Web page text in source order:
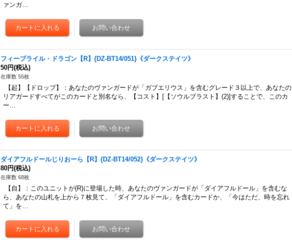
ァンガ…
フィーブライル・ドラゴン【R】{DZ-BT14/051}《ダークステイツ》
50円(税込)
在庫数 55枚
【起】【ドロップ】：あなたのヴァンガードが「ガブエリウス」を含むグレード３以上で、あなたの
リアガードすべてがこのカードと別名なら、【コスト】[【ソウルブラスト】(2)]することで、このカ
ー…
ダイアフルドールじりおーら【R】{DZ-BT14/052}《ダークステイツ》
80円(税込)
在庫数 68枚
【自】：このユニットが(R)に登場した時、あなたのヴァンガードが「ダイアフルドール」を含むな
ら、あなたの山札を上から７枚見て、「ダイアフルドール」を含むカードか、「今はただ、時を忘れ
て」を…